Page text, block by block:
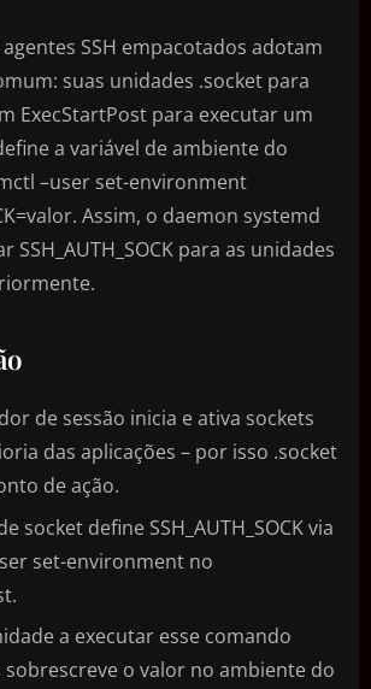
SSH empacotados adotam
suas unidades .socket para
ExecStartPost para executar um
a variável de ambiente do
–user set-environment
Assim, o daemon systemd
SSH_AUTH_SOCK para as unidades
de sessão inicia e ativa sockets
das aplicações – por isso .socket
de ação.
socket define SSH_AUTH_SOCK via
set-environment no
a executar esse comando
sobrescreve o valor no ambiente do